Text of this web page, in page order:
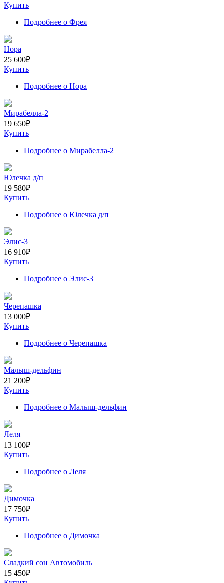
Купить
Подробнее о Фрея
Нора
25 600₽
Купить
Подробнее о Нора
Мирабелла-2
19 650₽
Купить
Подробнее о Мирабелла-2
Юлечка д/п
19 580₽
Купить
Подробнее о Юлечка д/п
Элис-3
16 910₽
Купить
Подробнее о Элис-3
Черепашка
13 000₽
Купить
Подробнее о Черепашка
Малыш-дельфин
21 200₽
Купить
Подробнее о Малыш-дельфин
Леля
13 100₽
Купить
Подробнее о Леля
Димочка
17 750₽
Купить
Подробнее о Димочка
Сладкий сон Автомобиль
15 450₽